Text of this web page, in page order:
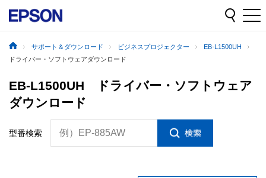
サポート＆ダウンロード ビジネスプロジェクター
EB-L1500UH
ドライバー・ソフトウェアダウンロード
EB-L1500UH ドライバー・ソフトウェア
ダウンロード
型番検索 例）EP-885AW